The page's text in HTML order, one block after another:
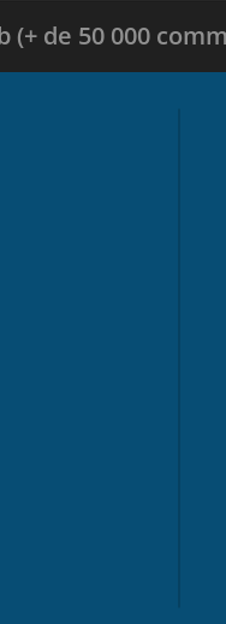
de 50 000